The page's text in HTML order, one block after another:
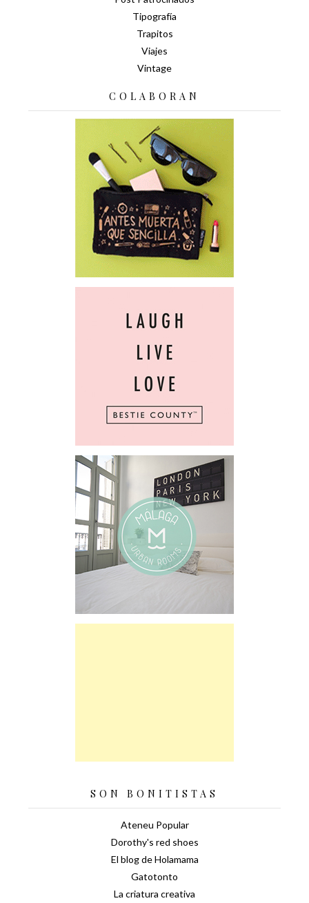
Tipografía
Trapitos
Viajes
Vintage
COLABORAN
SON BONITISTAS
Ateneu Popular
Dorothy's red shoes
El blog de Holamama
Gatotonto
La criatura creativa